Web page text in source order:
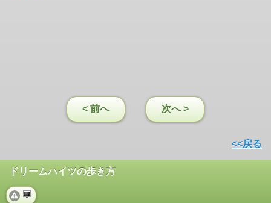
< 前へ 次へ >
<<戻る
ドリームハイツの歩き方